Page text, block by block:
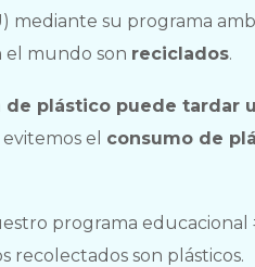
mediante su programa
el mundo son reciclados.
de plástico puede tardar
el consumo de
programa educacional
recolectados son plásticos.